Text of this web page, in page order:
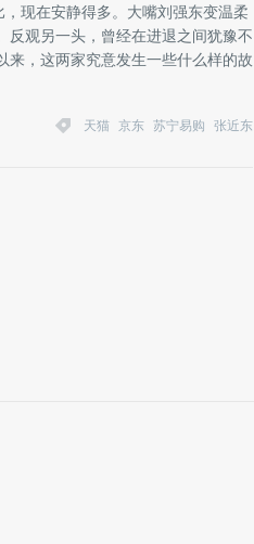
现在安静得多。大嘴刘强东变温柔
反观另一头，曾经在进退之间犹豫不
来，这两家究意发生一些什么样的故
天猫 京东 苏宁易购 张近东